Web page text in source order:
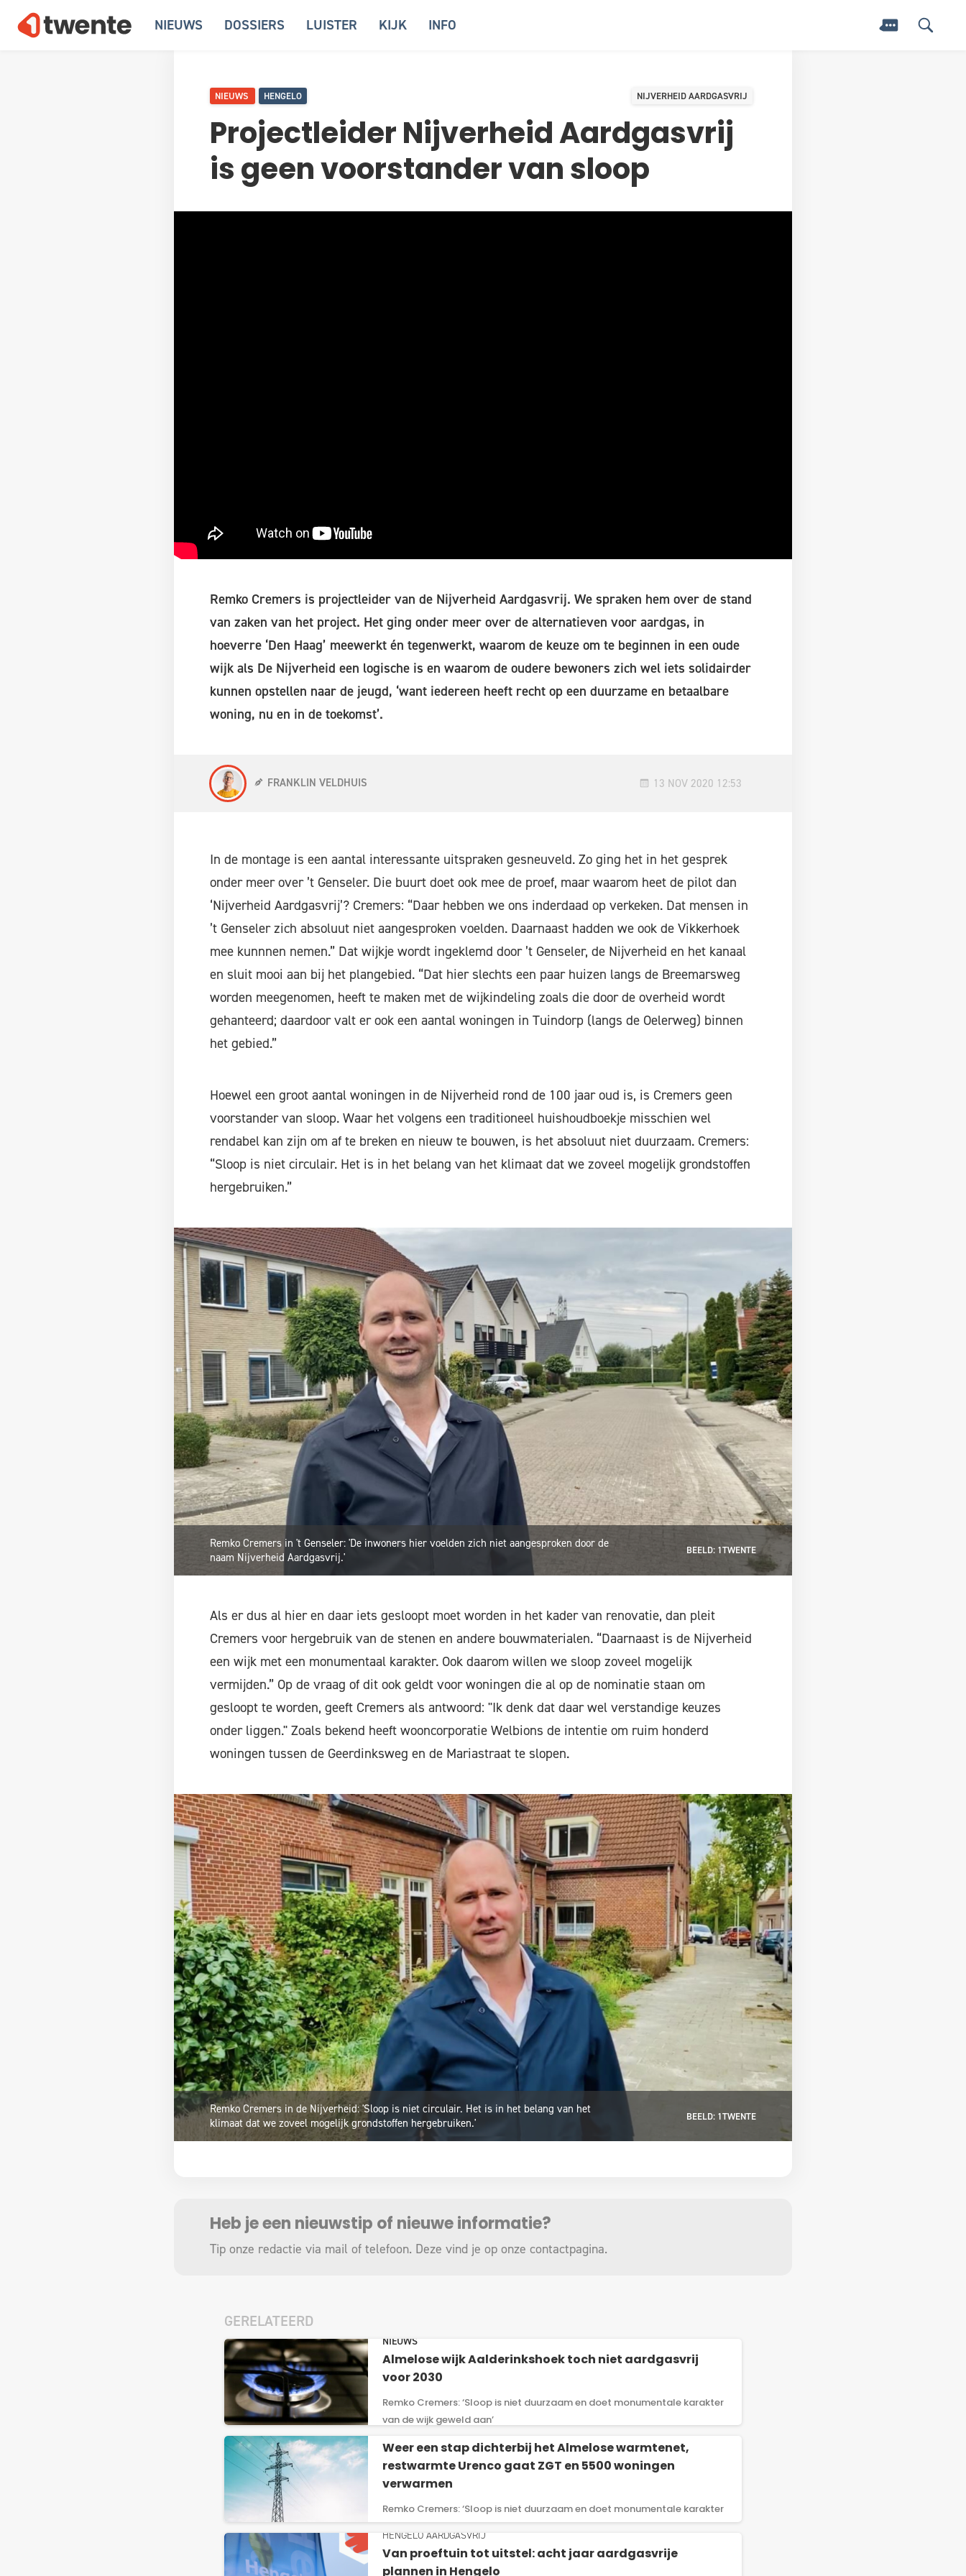
NIEUWS DOSSIERS LUISTER KIJK INFO
NIEUWS HENGELO NIJVERHEID AARDGASVRIJ
Projectleider Nijverheid Aardgasvrij
is geen voorstander van sloop
Remko Cremers is projectleider van de Nijverheid Aardgasvrij. We spraken hem over de stand
van zaken van het project. Het ging onder meer over de alternatieven voor aardgas, in
hoeverre ‘Den Haag’ meewerkt én tegenwerkt, waarom de keuze om te beginnen in een oude
wijk als De Nijverheid een logische is en waarom de oudere bewoners zich wel iets solidairder
kunnen opstellen naar de jeugd, ‘want iedereen heeft recht op een duurzame en betaalbare
woning, nu en in de toekomst’.
FRANKLIN VELDHUIS 13 NOV 2020 12:53
In de montage is een aantal interessante uitspraken gesneuveld. Zo ging het in het gesprek
onder meer over ’t Genseler. Die buurt doet ook mee de proef, maar waarom heet de pilot dan
‘Nijverheid Aardgasvrij’? Cremers: “Daar hebben we ons inderdaad op verkeken. Dat mensen in
’t Genseler zich absoluut niet aangesproken voelden. Daarnaast hadden we ook de Vikkerhoek
mee kunnnen nemen.” Dat wijkje wordt ingeklemd door ’t Genseler, de Nijverheid en het kanaal
en sluit mooi aan bij het plangebied. “Dat hier slechts een paar huizen langs de Breemarsweg
worden meegenomen, heeft te maken met de wijkindeling zoals die door de overheid wordt
gehanteerd; daardoor valt er ook een aantal woningen in Tuindorp (langs de Oelerweg) binnen
het gebied.”
Hoewel een groot aantal woningen in de Nijverheid rond de 100 jaar oud is, is Cremers geen
voorstander van sloop. Waar het volgens een traditioneel huishoudboekje misschien wel
rendabel kan zijn om af te breken en nieuw te bouwen, is het absoluut niet duurzaam. Cremers:
“Sloop is niet circulair. Het is in het belang van het klimaat dat we zoveel mogelijk grondstoffen
hergebruiken.”
Remko Cremers in 't Genseler: 'De inwoners hier voelden zich niet aangesproken door de
naam Nijverheid Aardgasvrij.'
BEELD: 1TWENTE
Als er dus al hier en daar iets gesloopt moet worden in het kader van renovatie, dan pleit
Cremers voor hergebruik van de stenen en andere bouwmaterialen. “Daarnaast is de Nijverheid
een wijk met een monumentaal karakter. Ook daarom willen we sloop zoveel mogelijk
vermijden.” Op de vraag of dit ook geldt voor woningen die al op de nominatie staan om
gesloopt te worden, geeft Cremers als antwoord: "Ik denk dat daar wel verstandige keuzes
onder liggen." Zoals bekend heeft wooncorporatie Welbions de intentie om ruim honderd
woningen tussen de Geerdinksweg en de Mariastraat te slopen.
Remko Cremers in de Nijverheid: 'Sloop is niet circulair. Het is in het belang van het
klimaat dat we zoveel mogelijk grondstoffen hergebruiken.'
BEELD: 1TWENTE
Heb je een nieuwstip of nieuwe informatie?
Tip onze redactie via mail of telefoon. Deze vind je op onze contactpagina.
GERELATEERD
NIEUWS
Almelose wijk Aalderinkshoek toch niet aardgasvrij
voor 2030
Remko Cremers: ‘Sloop is niet duurzaam en doet monumentale karakter
van de wijk geweld aan’
NIEUWS
Weer een stap dichterbij het Almelose warmtenet,
restwarmte Urenco gaat ZGT en 5500 woningen
verwarmen
Remko Cremers: ‘Sloop is niet duurzaam en doet monumentale karakter
HENGELO AARDGASVRIJ
Van proeftuin tot uitstel: acht jaar aardgasvrije
plannen in Hengelo